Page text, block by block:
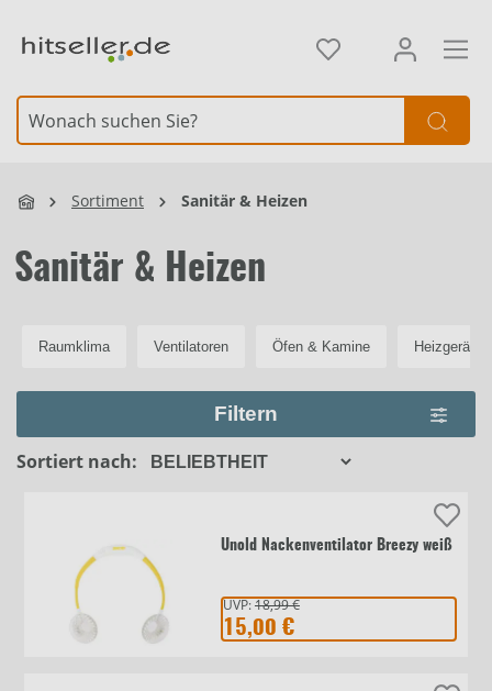
Sortiment Sanitär & Heizen
Sanitär & Heizen
Raumklima Ventilatoren Öfen & Kamine Heizgeräte
Filtern
Sortiert nach:
Unold Nackenventilator Breezy weiß
UVP:18,99 €
15,00 €
Element überspringen